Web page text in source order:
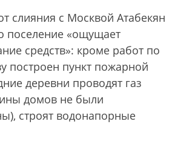
слияния с Москвой Атабекян
поселение «ощущает
средств»: кроме работ по
построен пункт пожарной
деревни проводят газ
домов не были
строят водонапорные